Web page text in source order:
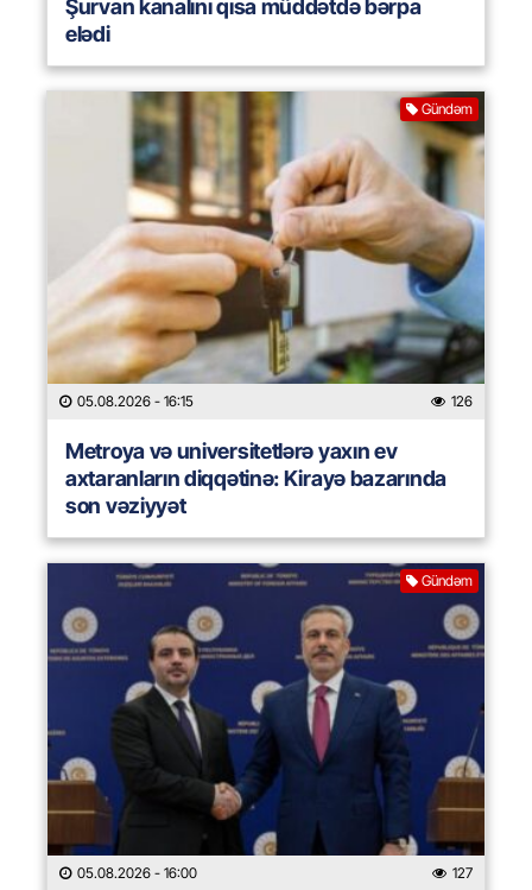
Şurvan kanalını qısa müddətdə bərpa
elədi
Gündəm
05.08.2026 - 16:15 126
Metroya və universitetlərə yaxın ev
axtaranların diqqətinə: Kirayə bazarında
son vəziyyət
Gündəm
05.08.2026 - 16:00 127